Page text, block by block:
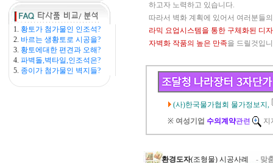
1. 황토가 첨가물인 인조석?
2. 바르는 생황토로 시공을?
3. 황토에대한 편견과 오해?
4. 파벽돌,벽타일,인조석은?
5. 종이가 첨가물인 벽지들?
하고자 노력하고 있습니다.
따라서 벽화 계획에 있어서 여러분들의
라믹 요업시스템을 통한 구체화된 디
자벽화 작품의 높은 만족을 드릴것입
(사)한국물가협회 물가정보지,
※ 여성기업 수의계약관련 지
환경도자(조형물) 시공사례 - 맞